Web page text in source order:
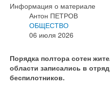
Информация о материале
Антон ПЕТРОВ
ОБЩЕСТВО
06 июля 2026
Порядка полтора сотен
области записались в
беспилотников.